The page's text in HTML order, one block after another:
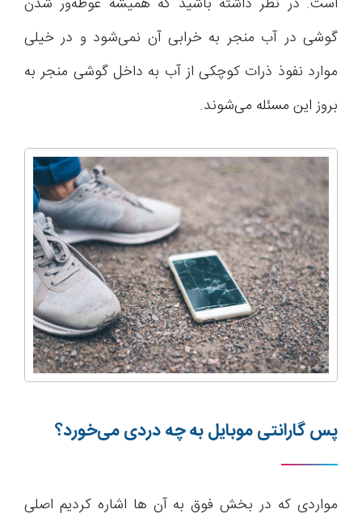
گوشی در آب منجر به خرابی آن نمی‌شود و در خیلی
موارد نفوذ ذرات کوچکی از آب به داخل گوشی منجر به
بروز این مسئله می‌شوند.
پس گارانتی موبایل به چه دردی می‌خورد؟
مواردی که در بخش فوق به آن ها اشاره کردیم اصلی